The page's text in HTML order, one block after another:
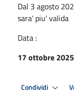
Dal 3 agosto
sara' piu' valida
Data :
17 ottobre 2025
Condividi